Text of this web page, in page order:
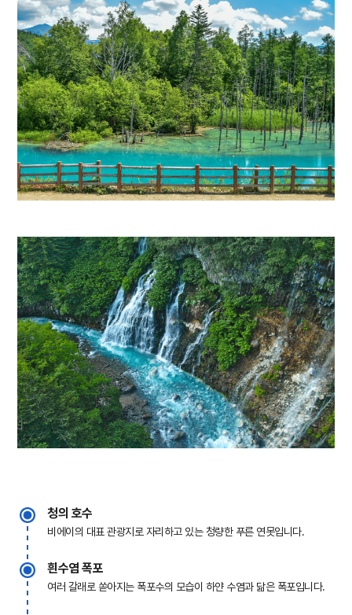
청의 호수
비에이의 대표 관광지로 자리하고 있는 청량한 푸른 연못입니다.
흰수염 폭포
여러 갈래로 쏟아지는 폭포수의 모습이 하얀 수염과 닮은 폭포입니다.